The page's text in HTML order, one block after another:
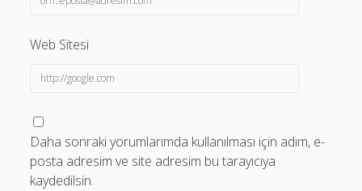
Web Sitesi
Daha sonraki yorumlarımda kullanılması için adım, e-
posta adresim ve site adresim bu tarayıcıya
kaydedilsin.